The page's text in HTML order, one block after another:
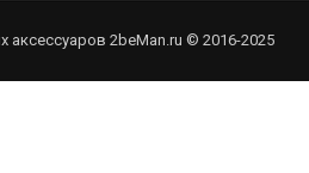
аксессуаров 2beMan.ru © 2016-2025